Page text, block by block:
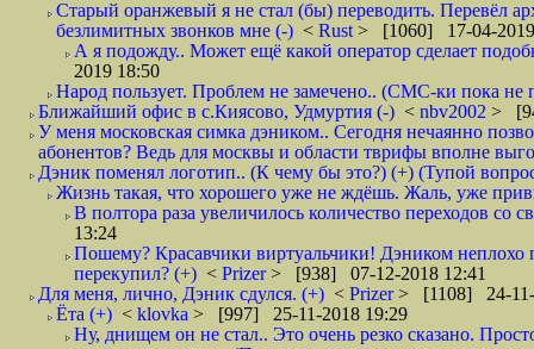
Старый оранжевый я не стал (бы) переводить. Перевёл
безлимитных звонков мне (-) < Rust > [1060] 17-04-
А я подожду.. Может ещё какой оператор сделает
2019 18:50
Народ пользует. Проблем не замечено.. (СМС-ки пока
Ближайший офис в с.Киясово, Удмуртия (-) < nbv2002 >
У меня московская симка дэником.. Сегодня нечаянно
абонентов? Ведь для москвы и области тврифы вполне
Дэник поменял логотип.. (К чему бы это?) (+) (Тупой
Жизнь такая, что хорошего уже не ждёшь. Жаль, уже
В полтора раза увеличилось количество переходов
13:24
Пошему? Красавчики виртуальчики! Дэником
перекупил? (+) < Prizer> [938] 07-12-2018 12:41
Для меня, лично, Дэник сдулся. (+) < Prizer> [1108] 24-11-
Ёта (+) < klovka > [997] 25-11-2018 19:29
Ну, днищем он не стал.. Это очень резко сказано.